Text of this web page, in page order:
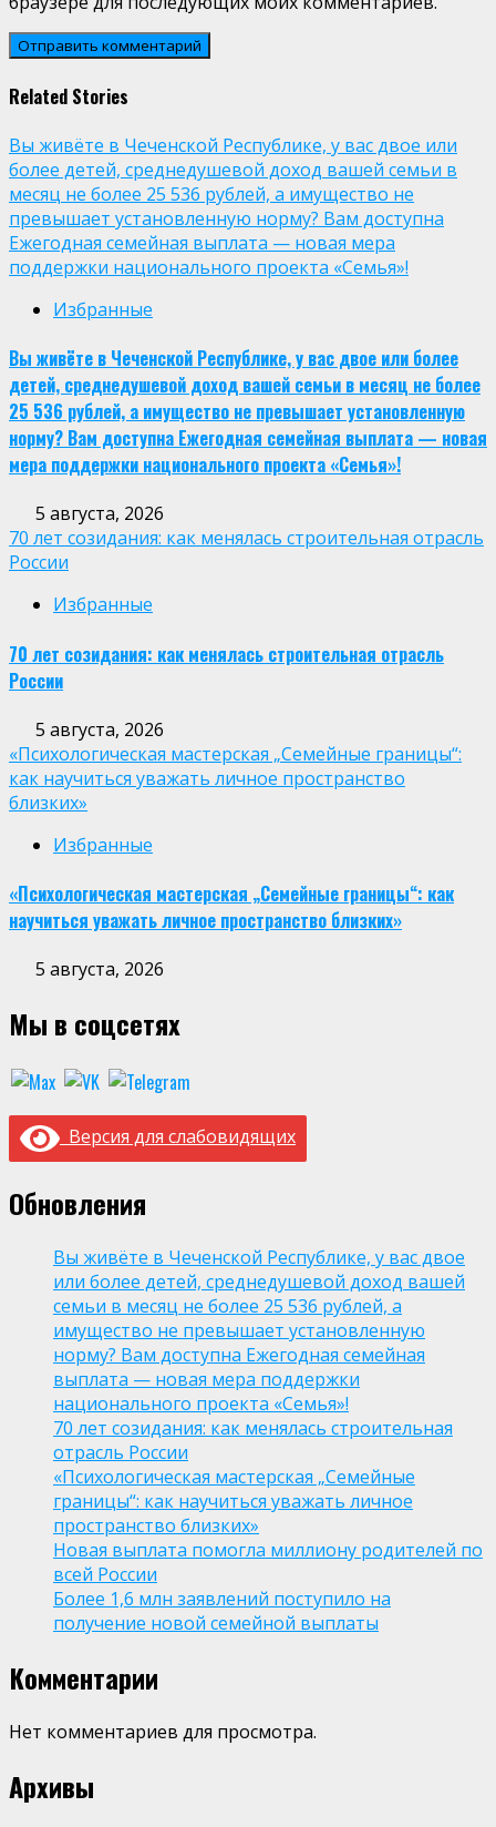
Related Stories
Вы живёте в Чеченской Республике, у вас двое или
более детей, среднедушевой доход вашей семьи в
месяц не более 25 536 рублей, а имущество не
превышает установленную норму? Вам доступна
Ежегодная семейная выплата — новая мера
поддержки национального проекта «Семья»!
Избранные
Вы живёте в Чеченской Республике, у вас двое или более
детей, среднедушевой доход вашей семьи в месяц не более
25 536 рублей, а имущество не превышает установленную
норму? Вам доступна Ежегодная семейная выплата — новая
мера поддержки национального проекта «Семья»!
5 августа, 2026
70 лет созидания: как менялась строительная отрасль
России
Избранные
70 лет созидания: как менялась строительная отрасль
России
5 августа, 2026
«Психологическая мастерская „Семейные границы“:
как научиться уважать личное пространство
близких»
Избранные
«Психологическая мастерская „Семейные границы“: как
научиться уважать личное пространство близких»
5 августа, 2026
Мы в соцсетях
Версия для слабовидящих
Обновления
Вы живёте в Чеченской Республике, у вас двое
или более детей, среднедушевой доход вашей
семьи в месяц не более 25 536 рублей, а
имущество не превышает установленную
норму? Вам доступна Ежегодная семейная
выплата — новая мера поддержки
национального проекта «Семья»!
70 лет созидания: как менялась строительная
отрасль России
«Психологическая мастерская „Семейные
границы“: как научиться уважать личное
пространство близких»
Новая выплата помогла миллиону родителей по
всей России
Более 1,6 млн заявлений поступило на
получение новой семейной выплаты
Комментарии
Нет комментариев для просмотра.
Архивы